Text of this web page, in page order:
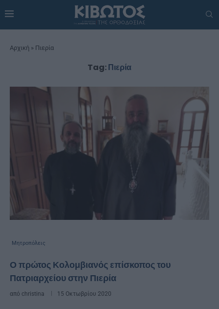
Αρχική » Πιερία
Tag:Πιερία
Μητροπόλεις
Ο πρώτος Κολομβιανός επίσκοπος του
Πατριαρχείου στην Πιερία
από christina 15 Οκτωβρίου 2020